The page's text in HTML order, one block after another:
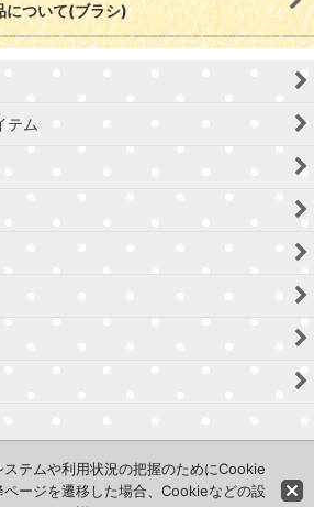
について(ブラシ)
テム
ステムや利用状況の把握のためにCookie
ージを遷移した場合、Cookieなどの設